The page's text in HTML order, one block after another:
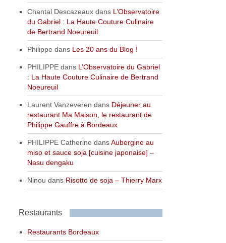
Chantal Descazeaux dans L’Observatoire
du Gabriel : La Haute Couture Culinaire
de Bertrand Noeureuil
Philippe dans Les 20 ans du Blog !
PHILIPPE dans L’Observatoire du Gabriel
: La Haute Couture Culinaire de Bertrand
Noeureuil
Laurent Vanzeveren dans Déjeuner au
restaurant Ma Maison, le restaurant de
Philippe Gauffre à Bordeaux
PHILIPPE Catherine dansAubergine au
miso et sauce soja [cuisine japonaise] –
Nasu dengaku
Ninou dans Risotto de soja – Thierry Marx
Restaurants
Restaurants Bordeaux